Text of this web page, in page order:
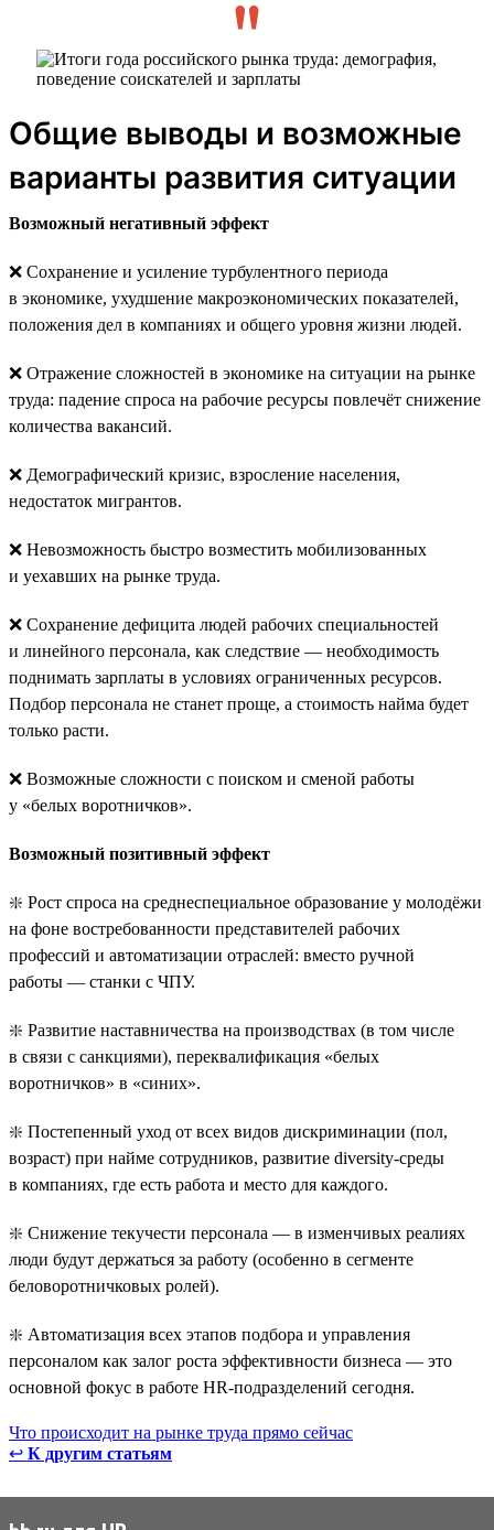
Общие выводы и возможные
варианты развития ситуации
Возможный негативный эффект
❌ Сохранение и усиление турбулентного периода
в экономике, ухудшение макроэкономических показателей,
положения дел в компаниях и общего уровня жизни людей.
❌ Отражение сложностей в экономике на ситуации на рынке
труда: падение спроса на рабочие ресурсы повлечёт снижение
количества вакансий.
❌ Демографический кризис, взросление населения,
недостаток мигрантов.
❌ Невозможность быстро возместить мобилизованных
и уехавших на рынке труда.
❌ Сохранение дефицита людей рабочих специальностей
и линейного персонала, как следствие — необходимость
поднимать зарплаты в условиях ограниченных ресурсов.
Подбор персонала не станет проще, а стоимость найма будет
только расти.
❌ Возможные сложности с поиском и сменой работы
у «белых воротничков».
Возможный позитивный эффект
❇️ Рост спроса на среднеспециальное образование у молодёжи
на фоне востребованности представителей рабочих
профессий и автоматизации отраслей: вместо ручной
работы — станки с ЧПУ.
❇️ Развитие наставничества на производствах (в том числе
в связи с санкциями), переквалификация «белых
воротничков» в «синих».
❇️ Постепенный уход от всех видов дискриминации (пол,
возраст) при найме сотрудников, развитие diversity-среды
в компаниях, где есть работа и место для каждого.
❇️ Снижение текучести персонала — в изменчивых реалиях
люди будут держаться за работу (особенно в сегменте
беловоротничковых ролей).
❇️ Автоматизация всех этапов подбора и управления
персоналом как залог роста эффективности бизнеса — это
основной фокус в работе HR-подразделений сегодня.
Что происходит на рынке труда прямо сейчас
↩ К другим статьям